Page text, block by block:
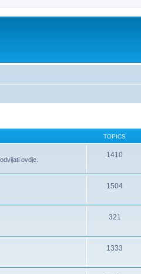
TOPICS
ovdje.
1410
1504
321
1333